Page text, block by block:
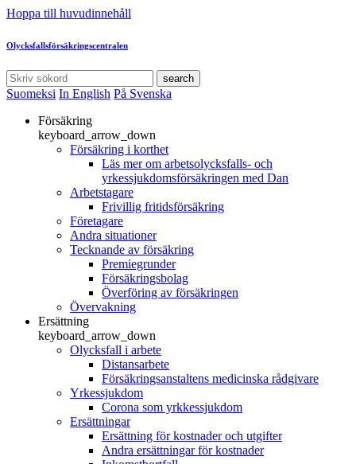
Hoppa till huvudinnehåll
Olycksfallsförsäkringscentralen
search
Suomeksi In English På Svenska
Försäkring
keyboard_arrow_down
Försäkring i korthet
Läs mer om arbetsolycksfalls- och
yrkessjukdomsförsäkringen med Dan
Arbetstagare
Frivillig fritidsförsäkring
Företagare
Andra situationer
Tecknande av försäkring
Premiegrunder
Försäkringsbolag
Överföring av försäkringen
Övervakning
Ersättning
keyboard_arrow_down
Olycksfall i arbete
Distansarbete
Försäkringsanstaltens medicinska rådgivare
Yrkessjukdom
Corona som yrkkessjukdom
Ersättningar
Ersättning för kostnader och utgifter
Andra ersättningar för kostnader